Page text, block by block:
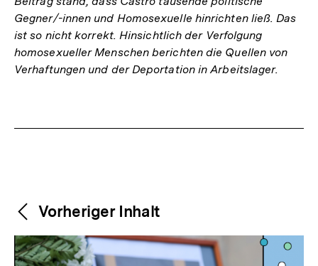
Gegner/-innen und Homosexuelle hinrichten ließ. Das
ist so nicht korrekt. Hinsichtlich der Verfolgung
homosexueller Menschen berichten die Quellen von
Verhaftungen und der Deportation in Arbeitslager.
Weitere
Inhalte
Content-
Navigation
Vorheriger Inhalt